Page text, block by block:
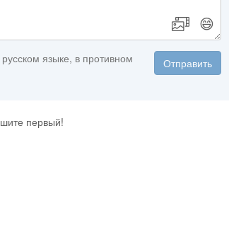
😄
Отправить
языке, в противном
первый!